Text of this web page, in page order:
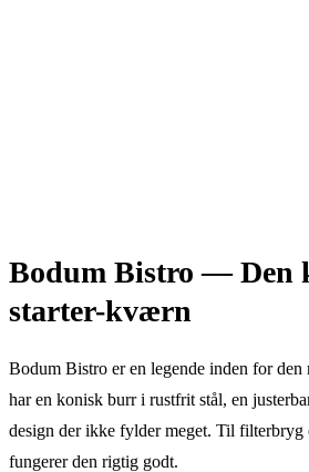
Bodum Bistro — Den
starter-kværn
Bodum Bistro er en legende inden for
har en konisk burr i rustfrit stål, en
design der ikke fylder meget. Til filterbryg
fungerer den rigtig godt.